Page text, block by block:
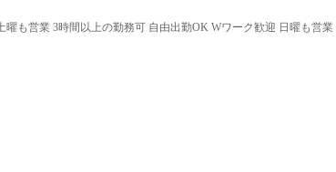
も営業 3時間以上の勤務可 自由出勤OK Wワーク歓迎 日曜も営業